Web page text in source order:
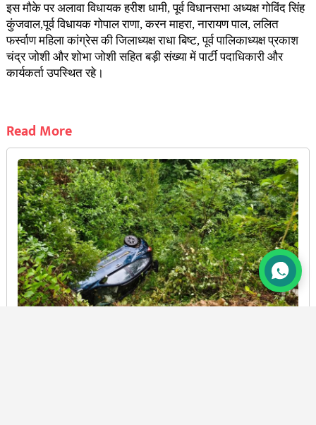
इस मौके पर अलावा विधायक हरीश धामी, पूर्व विधानसभा अध्यक्ष गोविंद सिंह
कुंजवाल,पूर्व विधायक गोपाल राणा, करन माहरा, नारायण पाल, ललित
फर्स्वाण महिला कांग्रेस की जिलाध्यक्ष राधा बिष्ट, पूर्व पालिकाध्यक्ष प्रकाश
चंद्र जोशी और शोभा जोशी सहित बड़ी संख्या में पार्टी पदाधिकारी और
कार्यकर्ता उपस्थित रहे।
Read More